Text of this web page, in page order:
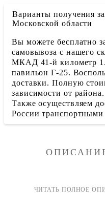
Варианты получения
Московской области
Вы можете бесплатно
самовывоза с нашего
МКАД 41-й километр
павильон Г-25.
доставки. Полную
зависимости от района.
Также осуществляем
России